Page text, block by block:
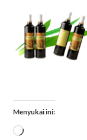
Menyukai ini:
Memuat...